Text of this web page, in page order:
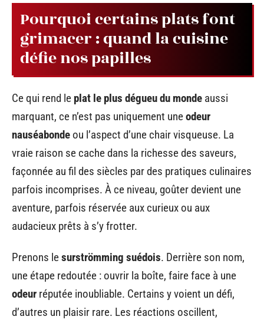
Pourquoi certains plats font
grimacer : quand la cuisine
défie nos papilles
Ce qui rend le plat le plus dégueu du monde aussi
marquant, ce n’est pas uniquement uneodeur
nauséabonde ou l’aspect d’une chair visqueuse. La
vraie raison se cache dans la richesse des saveurs,
façonnée au fil des siècles par des pratiques culinaires
parfois incomprises. À ce niveau, goûter devient une
aventure, parfois réservée aux curieux ou aux
audacieux prêts à s’y frotter.
Prenons lesurströmming suédois. Derrière son nom,
une étape redoutée : ouvrir la boîte, faire face à une
odeur réputée inoubliable. Certains y voient un défi,
d’autres un plaisir rare. Les réactions oscillent,